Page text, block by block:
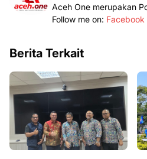
Aceh One merupakan
Follow me on: Facebook
Berita Terkait